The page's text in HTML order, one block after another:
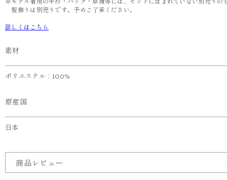
※モデル着用の半衿・バッグ・草履等には、セットに含まれていない別売りの
髪飾りは別売りです。予めご了承ください。
詳しくはこちら
素材
ポリエステル：100%
原産国
日本
商品レビュー